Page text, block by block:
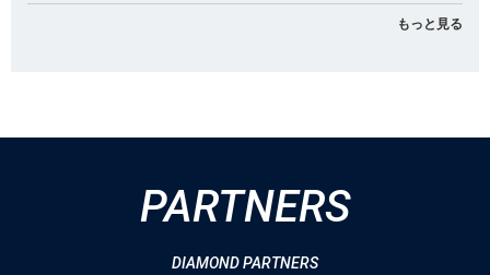
もっと見る
PARTNERS
DIAMOND PARTNERS